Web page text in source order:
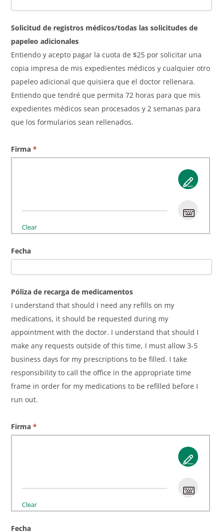
Solicitud de registros médicos/todas las solicitudes de
papeleo adicionales
Entiendo y acepto pagar la cuota de $25 por solicitar una
copia impresa de mis expedientes médicos y cualquier otro
papeleo adicional que quisiera que el doctor rellenara.
Entiendo que tendré que permita 72 horas para que mis
expedientes médicos sean procesados y 2 semanas para
que los formularios sean rellenados.
Firma *
Clear
Fecha
Póliza de recarga de medicamentos
I understand that should I need any refills on my
medications, it should be requested during my
appointment with the doctor. I understand that should I
make any requests outside of this time, I must allow 3-5
business days for my prescriptions to be filled. I take
responsibility to call the office in the appropriate time
frame in order for my medications to be refilled before I
run out.
Firma *
Clear
Fecha